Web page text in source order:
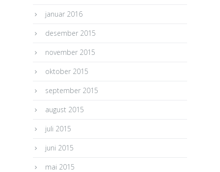
januar 2016
desember 2015
november 2015
oktober 2015
september 2015
august 2015
juli 2015
juni 2015
mai 2015